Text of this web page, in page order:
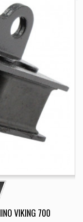
VIKING 700